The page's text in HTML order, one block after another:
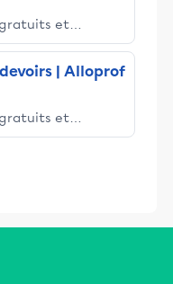
gratuits et
les élèves
la réussite| Alloprof
gratuits et
les élèves
réussite